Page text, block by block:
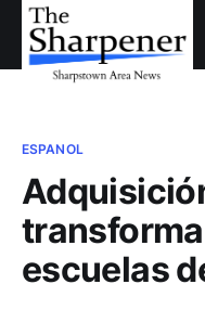
ESPANOL
escuelas